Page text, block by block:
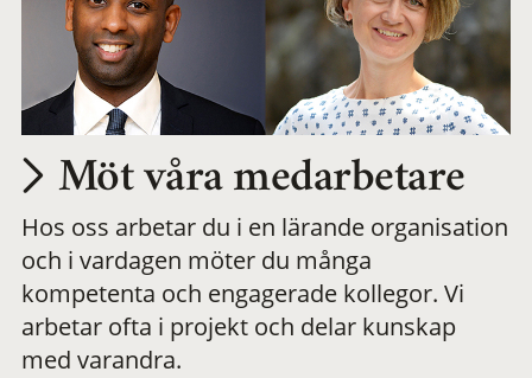
Möt våra medarbetare
Hos oss arbetar du i en lärande organisation
och i vardagen möter du många
kompetenta och engagerade kollegor. Vi
arbetar ofta i projekt och delar kunskap
med varandra.